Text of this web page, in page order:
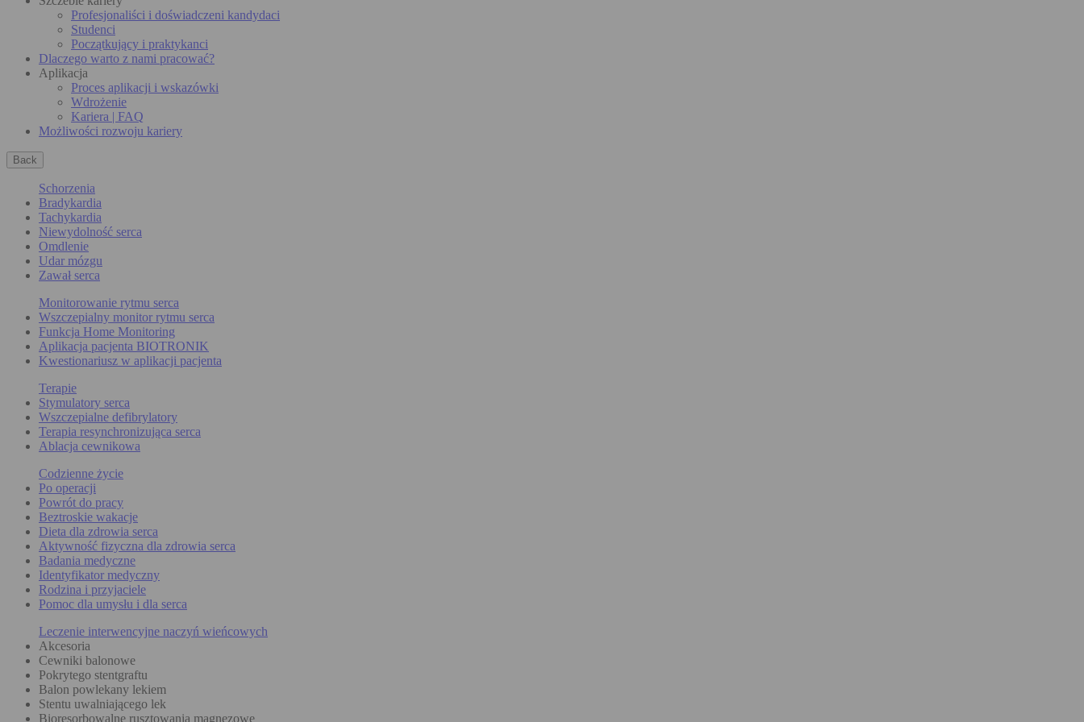
Profesjonaliści i doświadczeni kandydaci
Studenci
Początkujący i praktykanci
Dlaczego warto z nami pracować?
Aplikacja
Proces aplikacji i wskazówki
Wdrożenie
Kariera | FAQ
Możliwości rozwoju kariery
Back
Schorzenia
Bradykardia
Tachykardia
Niewydolność serca
Omdlenie
Udar mózgu
Zawał serca
Monitorowanie rytmu serca
Wszczepialny monitor rytmu serca
Funkcja Home Monitoring
Aplikacja pacjenta BIOTRONIK
Kwestionariusz w aplikacji pacjenta
Terapie
Stymulatory serca
Wszczepialne defibrylatory
Terapia resynchronizująca serca
Ablacja cewnikowa
Codzienne życie
Po operacji
Powrót do pracy
Beztroskie wakacje
Dieta dla zdrowia serca
Aktywność fizyczna dla zdrowia serca
Badania medyczne
Identyfikator medyczny
Rodzina i przyjaciele
Pomoc dla umysłu i dla serca
Leczenie interwencyjne naczyń wieńcowych
Akcesoria
Cewniki balonowe
Pokrytego stentgraftu
Balon powlekany lekiem
Stentu uwalniającego lek
Bioresorbowalne rusztowania magnezowe